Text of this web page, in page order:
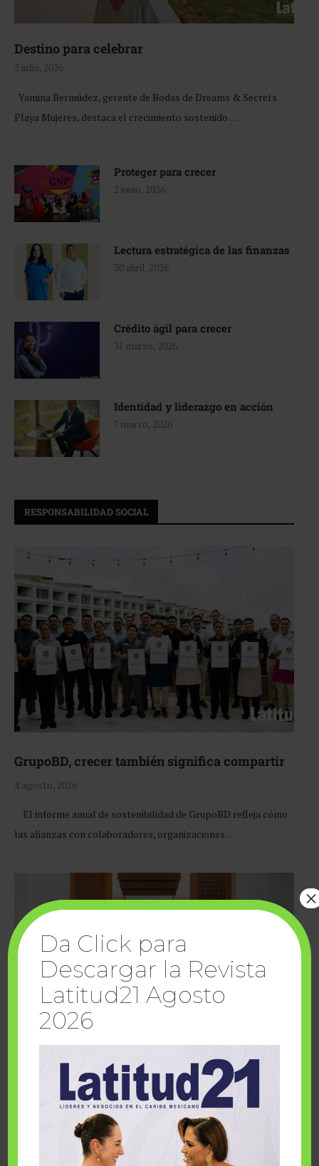
Destino para celebrar
3 julio, 2026
Yamina Bermúdez, gerente de Bodas de Dreams & Secrets
Playa Mujeres, destaca el crecimiento sostenido …
Proteger para crecer
2 junio, 2026
Lectura estratégica de las finanzas
30 abril, 2026
Crédito ágil para crecer
31 marzo, 2026
Identidad y liderazgo en acción
7 marzo, 2026
RESPONSABILIDAD SOCIAL
GrupoBD, crecer también significa compartir
4 agosto, 2026
El informe anual de sostenibilidad de GrupoBD refleja cómo
las alianzas con colaboradores, organizaciones …
Cuando la solidaridad inspira; cumplen
sueños Fairmont Mayakoba y Make-A-Wish
Da Click para
Descargar la Revista
Latitud21 Agosto
2026
×